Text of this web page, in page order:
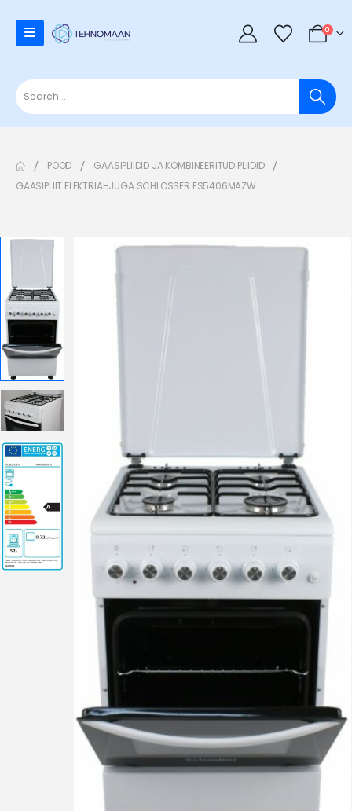
0
POOD
GAASIPLIIDID JA KOMBINEERITUD PLIIDID
GAASIPLIIT ELEKTRIAHJUGA SCHLOSSER FS5406MAZW